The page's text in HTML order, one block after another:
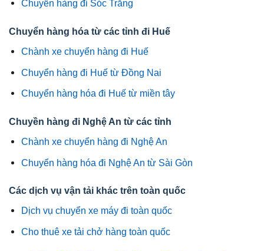
Chuyển hàng đi Sóc Trăng
Chuyển hàng hóa từ các tỉnh đi Huế
Chành xe chuyển hàng đi Huế
Chuyển hàng đi Huế từ Đồng Nai
Chuyển hàng hóa đi Huế từ miền tây
Chuyền hàng đi Nghệ An từ các tỉnh
Chành xe chuyển hàng đi Nghệ An
Chuyển hàng hóa đi Nghệ An từ Sài Gòn
Các dịch vụ vận tải khác trên toàn quốc
Dịch vụ chuyển xe máy đi toàn quốc
Cho thuê xe tải chở hàng toàn quốc